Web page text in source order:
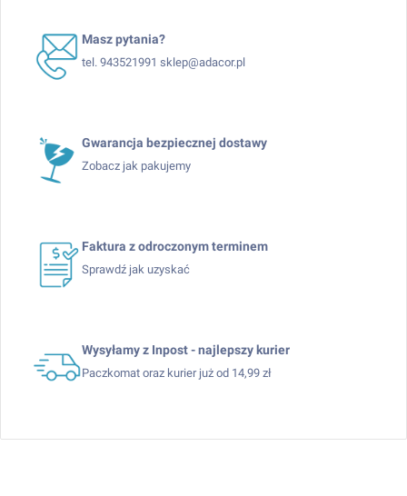
Masz pytania?
tel. 943521991 sklep@adacor.pl
Gwarancja bezpiecznej dostawy
Zobacz jak pakujemy
Faktura z odroczonym terminem
Sprawdź jak uzyskać
Wysyłamy z Inpost - najlepszy kurier
Paczkomat oraz kurier już od 14,99 zł